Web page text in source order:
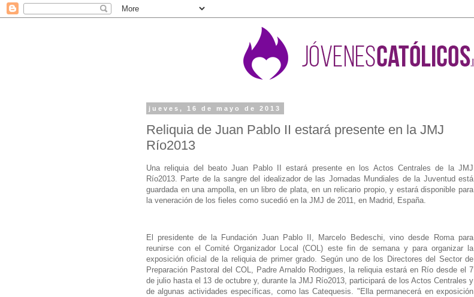
jueves, 16 de mayo de 2013
Reliquia de Juan Pablo II estará presente en la JMJ
Río2013
Una reliquia del beato Juan Pablo II estará presente en los Actos Centrales de la JMJ
Río2013. Parte de la sangre del idealizador de las Jornadas Mundiales de la Juventud está
guardada en una ampolla, en un libro de plata, en un relicario propio, y estará disponible para
la veneración de los fieles como sucedió en la JMJ de 2011, en Madrid, España.
El presidente de la Fundación Juan Pablo II, Marcelo Bedeschi, vino desde Roma para
reunirse con el Comité Organizador Local (COL) este fin de semana y para organizar la
exposición oficial de la reliquia de primer grado. Según uno de los Directores del Sector de
Preparación Pastoral del COL, Padre Arnaldo Rodrigues, la reliquia estará en Río desde el 7
de julio hasta el 13 de octubre y, durante la JMJ Río2013, participará de los Actos Centrales y
de algunas actividades específicas, como las Catequesis. "Ella permanecerá en exposición